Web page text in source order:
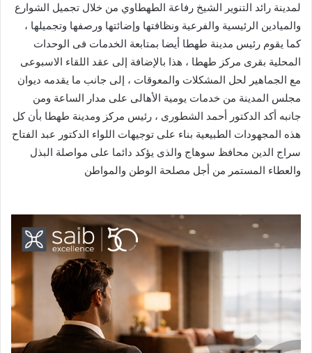
لمدينة رائد التنوير الشيخ رفاعة الطهطاوي من خلال تجميل الشوارع
والميادين الرئيسية والفرعية ونظافتها وإضائتها ورصفها وتجميلها ،
كما يقوم رئيس مدينة طهطا أيضا بمتابعة الخدمات فى الوحدات
المحلية بقرى مركز طهطا ، هذا بالإضافة إلى عقد اللقاء الاسبوعى
مع الجماهير لحل المشكلات والمعوقات ، إلى جانب ما يقدمه ديوان
مجلس المدينة من خدمات يومية الأهالى على مدار الساعة ومن
جانبه أكد الدكتور أحمد الشطورى ، رئيس مركز ومدينة طهطا بأن كل
هذه المجهودات الطبيعية بناء على توجيهات اللواء الدكتور عبد الفتاح
سراج الدين محافظ سوهاج والذى يؤكد دائما على مواصلة البذل
والعطاء المستمر من أجل مصلحة الوطن والمواطن